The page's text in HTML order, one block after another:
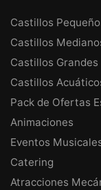
Castillos
Castillos
Castillos Grandes
Castillos
Pack de Ofertas
Animaciones
Eventos
Catering
Atracciones